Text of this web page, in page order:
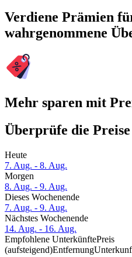
Verdiene Prämien
wahrgenommene
Mehr sparen mit
Überprüfe die
Heute
7. Aug. - 8. Aug.
Morgen
8. Aug. - 9. Aug.
Dieses Wochenende
7. Aug. - 9. Aug.
Nächstes Wochenende
14. Aug. - 16. Aug.
Empfohlene UnterkünftePreis
(aufsteigend)Entfernung